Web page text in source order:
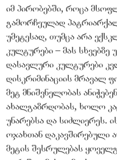
იმ პირობებში, როცა
გამორჩეულად
უმეტესად, თუმცა არა
კულტურები – მას
დასავლური კულტურები
დისკრიმინაციის მრავალ
მეტ მნიშვნელობას
ახალგაზრდობას, ხოლო
უნარებსა და სიძლიერეს.
ოჯახთან დაკავშირებული
მეტის შესრულებას